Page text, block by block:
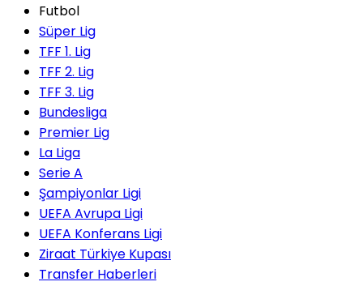
Futbol
Süper Lig
TFF 1. Lig
TFF 2. Lig
TFF 3. Lig
Bundesliga
Premier Lig
La Liga
Serie A
Şampiyonlar Ligi
UEFA Avrupa Ligi
UEFA Konferans Ligi
Ziraat Türkiye Kupası
Transfer Haberleri